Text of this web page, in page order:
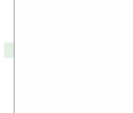
Официально
красуется на
как могут:
Nokia
Финская
гаджетов,
призванный